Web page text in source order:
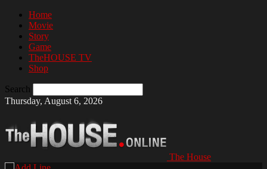
Home
Movie
Story
Game
TheHOUSE TV
Shop
Search
Thursday, August 6, 2026
The House